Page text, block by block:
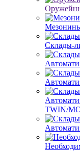
Склады-
TWIN/